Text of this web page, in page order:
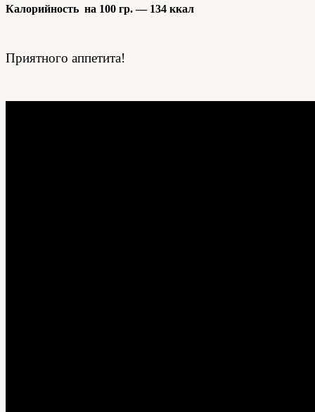
Калорийность на 100 гр. — 134 ккал
Приятного аппетита!